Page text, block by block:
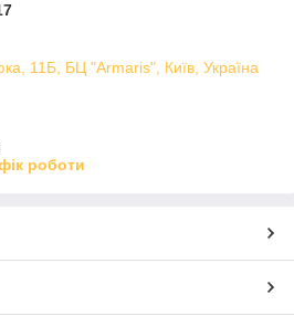
11Б, БЦ "Armaris", Київ, Україна
роботи